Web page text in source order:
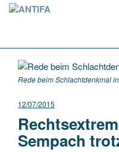
Rede beim Schlachtdenkmal
12/07/2015
Sempach